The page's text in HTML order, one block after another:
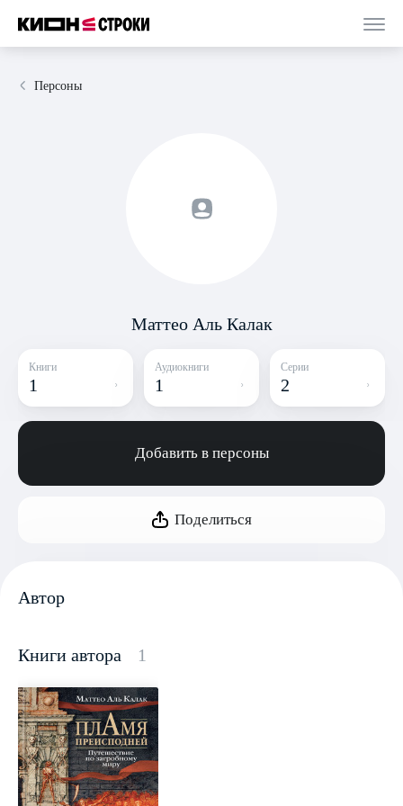
Персоны
Маттео Аль Калак
Книги
1
Аудиокниги
1
Серии
2
Добавить в персоны
Поделиться
Автор
Книги автора 1